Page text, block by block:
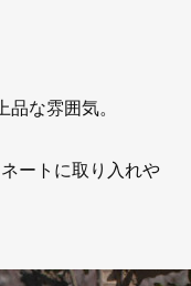
な雰囲気。
ートに取り入れや